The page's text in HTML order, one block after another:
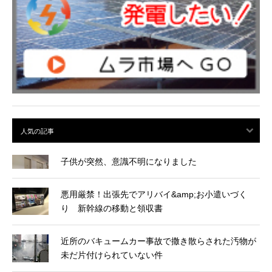
子供が突然、意識不明になりました
悪用厳禁！出張先でアリバイ&amp;お小遣いづく
り 新幹線の移動と領収書
近所のバキュームカー事故で撒き散らされた汚物が
未だ片付けられていない件